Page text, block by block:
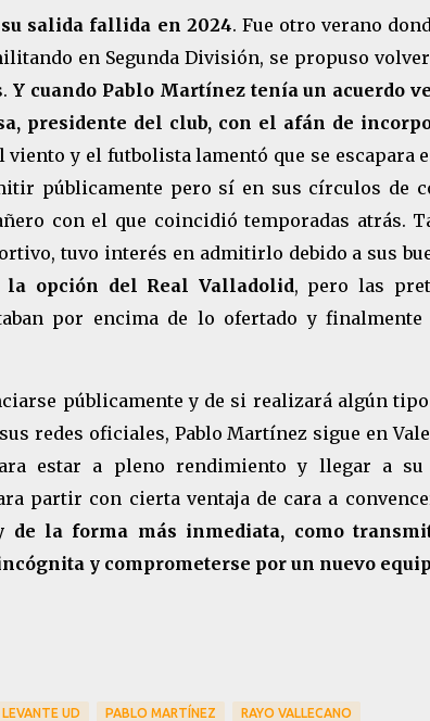
salida fallida en 2024. Fue otro verano
en Segunda División, se propuso
Y cuando Pablo Martínez tenía un acuerdo
presidente del club, con el afán de
viento y el futbolista lamentó que se escapara
públicamente pero sí en sus círculos de
con el que coincidió temporadas atrás.
tuvo interés en admitirlo debido a sus
la opción del Real Valladolid, pero las
por encima de lo ofertado y
públicamente y de si realizará algún
redes oficiales, Pablo Martínez sigue en
estar a pleno rendimiento y llegar a
partir con cierta ventaja de cara a
de la forma más inmediata, como
y comprometerse por un nuevo
LEVANTE UD PABLO MARTÍNEZ RAYO VALLECANO